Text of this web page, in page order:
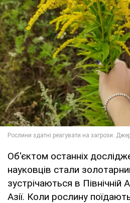
Об'єктом останніх
науковців стали
зустрічаються в Північній
Азії. Коли рослину